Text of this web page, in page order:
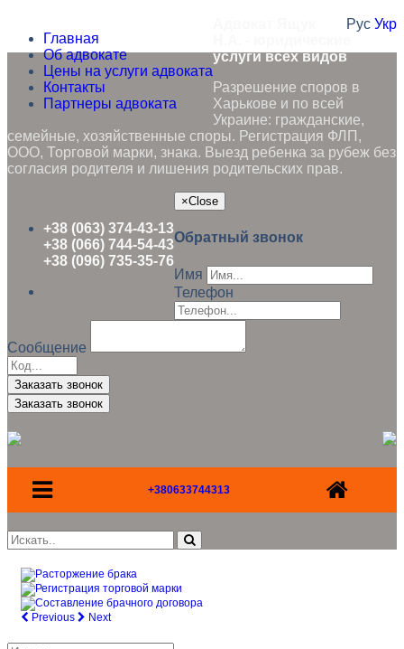
Главная
Об адвокате
Цены на услуги адвоката
Контакты
Партнеры адвоката
Рус Укр
услуги всех видов
Разрешение споров в
Харькове и по всей
Украине: гражданские,
семейные, хозяйственные споры. Регистрация ФЛП,
ООО, Торговой марки, знака. Выезд ребенка за рубеж без
согласия родителя и лишения родительских прав.
+38 (063) 374-43-13
+38 (066) 744-54-43
+38 (096) 735-35-76
×Close
Обратный звонок
Имя
Телефон
Сообщение
Заказать звонок
+380633744313
Previous Next